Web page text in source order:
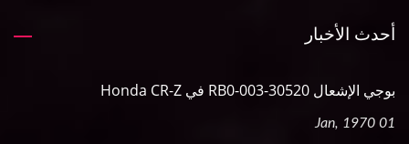
أحدث الأخبار
بوجي الإشعال 30520-RB0-003 في Honda CR-Z
01 Jan, 1970